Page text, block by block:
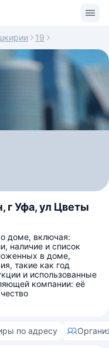
19
г Уфа, ул Цветы
доме, включая:
наличие и список
в доме,
такие как год
и использованные
компании: её
по адресу